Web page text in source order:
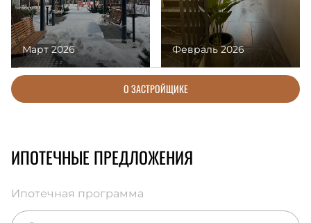
Март 2026 Февраль 2026
О ЗАСТРОЙЩИКЕ
ИПОТЕЧНЫЕ ПРЕДЛОЖЕНИЯ
Ипотечная программа